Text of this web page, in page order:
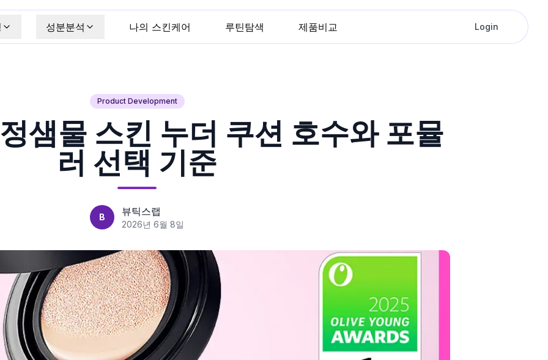
성분분석 나의 스킨케어 루틴탐색 제품비교 Login
Product Development
샘물 스킨 누더 쿠션 호수와 포뮬
러 선택 기준
B 뷰틱스랩
2026년 6월 8일